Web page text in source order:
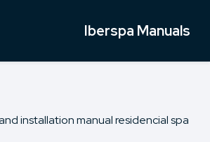
Iberspa Manuals
installation manual residencial spa